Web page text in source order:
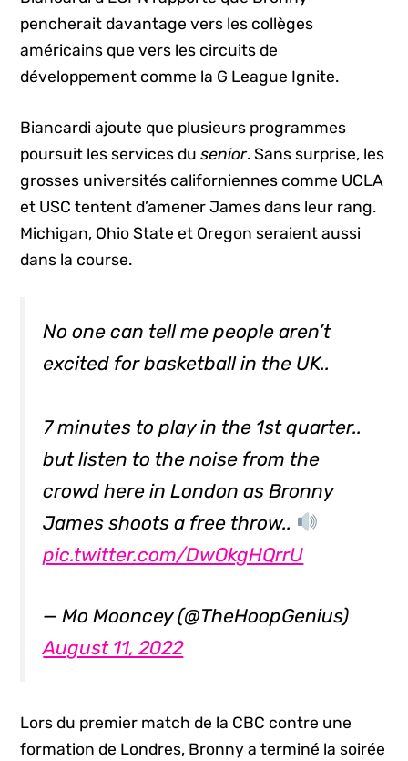
pencherait davantage vers les collèges
américains que vers les circuits de
développement comme la G League Ignite.
Biancardi ajoute que plusieurs programmes
poursuit les services dusenior. Sans surprise, les
grosses universités californiennes comme UCLA
et USC tentent d’amener James dans leur rang.
Michigan, Ohio State et Oregon seraient aussi
dans la course.
No one can tell me people aren’t
excited for basketball in the UK..
7 minutes to play in the 1st quarter..
but listen to the noise from the
crowd here in London as Bronny
James shoots a free throw..
pic.twitter.com/DwOkgHQrrU
— Mo Mooncey (@TheHoopGenius)
August 11, 2022
Lors du premier match de la CBC contre une
formation de Londres, Bronny a terminé la soirée